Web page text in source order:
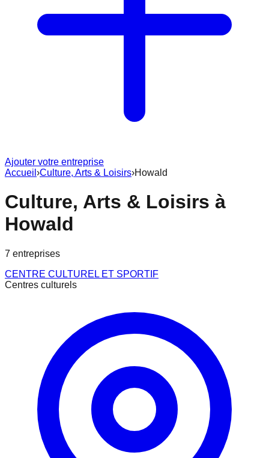
Ajouter votre entreprise
Accueil ›Culture, Arts & Loisirs›Howald
Culture, Arts & Loisirs à
Howald
7 entreprises
CENTRE CULTUREL ET SPORTIF
Centres culturels